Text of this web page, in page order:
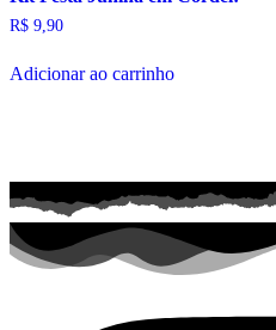
R$ 9,90
Adicionar ao carrinho